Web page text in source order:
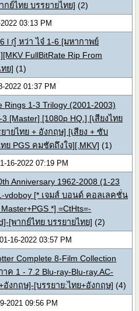
กย์ไทย บรรยายไทย] (2)
03:13 PM
l กู๋ หว่า ไจ๋ 1-6 [มหากาพย์
FullBitRate Rip From
ย] (1)
01:37 PM
Rings 1-3 Trilogy (2001-2003)
[1080p HQ.] [เสียงไทย
ายไทย + อังกฤษ] [เสียง + ซับ
ย PGS คมชัดถึงใจ][.MKV] (1)
16-2022 07:19 PM
Anniversary 1962-2008 (1-23
vdoboy [* เจมส์ บอนด์ คอลเลคชั่น
*] =CtHts=-
[พากย์ไทย บรรยายไทย] (2)
16-2022 03:57 PM
Complete 8-Film Collection
ค 1 - 7.2 Blu-ray-Blu-ray.AC-
อังกฤษ]-[บรรยาย:ไทย+อังกฤษ] (4)
2021 09:56 PM